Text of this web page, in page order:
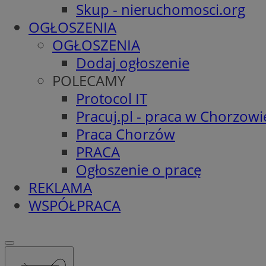
Skup - nieruchomosci.org
OGŁOSZENIA
OGŁOSZENIA
Dodaj ogłoszenie
POLECAMY
Protocol IT
Pracuj.pl - praca w
Praca Chorzów
PRACA
Ogłoszenie o pracę
REKLAMA
WSPÓŁPRACA